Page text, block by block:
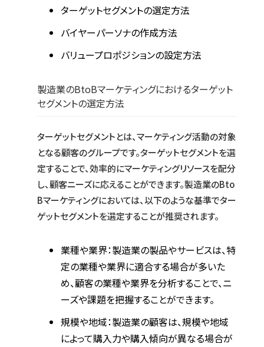
ターゲットセグメントの選定方法
バイヤーパーソナの作成方法
バリュープロポジションの設定方法
製造業のBtoBマーケティングにおけるターゲット
セグメントの選定方法
ターゲットセグメントとは、マーケティング活動の対象
となる顧客のグループです。ターゲットセグメントを選
定することで、効率的にマーケティングリソースを配分
し、顧客ニーズに応えることができます。製造業のBto
Bマーケティングにおいては、以下のような基準でター
ゲットセグメントを選定することが推奨されます。
業種や業界：製造業の製品やサービスは、特
定の業種や業界に適合する場合が多いた
め、顧客の業種や業界を分析することで、ニ
ーズや課題を把握することができます。
規模や地域：製造業の顧客は、規模や地域
によって購入力や購入傾向が異なる場合が